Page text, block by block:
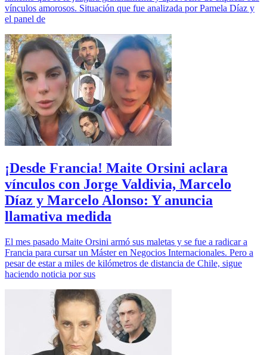
vínculos amorosos. Situación que fue analizada por Pamela Díaz y
el panel de
¡Desde Francia! Maite Orsini aclara
vínculos con Jorge Valdivia, Marcelo
Díaz y Marcelo Alonso: Y anuncia
llamativa medida
El mes pasado Maite Orsini armó sus maletas y se fue a radicar a
Francia para cursar un Máster en Negocios Internacionales. Pero a
pesar de estar a miles de kilómetros de distancia de Chile, sigue
haciendo noticia por sus